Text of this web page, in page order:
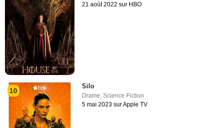
21 août 2022 sur HBO
10
Silo
Drame ,Science Fiction
5 mai 2023 sur Apple TV